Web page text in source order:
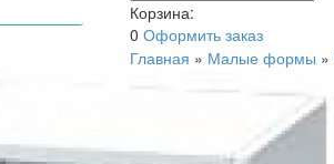
Корзина:
0 Оформить заказ
Главная » Малые формы »